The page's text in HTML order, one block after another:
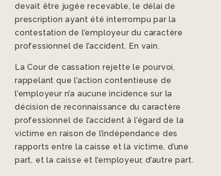
devait être jugée recevable, le délai de
prescription ayant été interrompu par la
contestation de l’employeur du caractère
professionnel de l’accident. En vain.
La Cour de cassation rejette le pourvoi,
rappelant que l’action contentieuse de
l’employeur n’a aucune incidence sur la
décision de reconnaissance du caractère
professionnel de l’accident à l’égard de la
victime en raison de l’indépendance des
rapports entre la caisse et la victime, d’une
part, et la caisse et l’employeur, d’autre part.